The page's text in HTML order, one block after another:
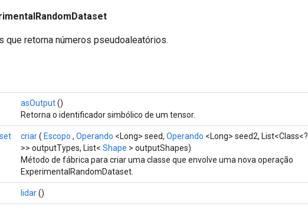
que retorna números pseudoaleatórios.
asOutput()
Retorna o identificador simbólico de um tensor.
criar( Escopo , Operando <Long> seed, Operando <Long> seed2, List<Class<?
>> outputTypes, List< Shape > outputShapes)
Método de fábrica para criar uma classe que envolve uma nova operação
ExperimentalRandomDataset.
lidar()